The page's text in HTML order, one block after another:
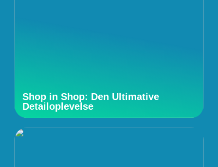
Shop in Shop: Den Ultimative
Detailoplevelse